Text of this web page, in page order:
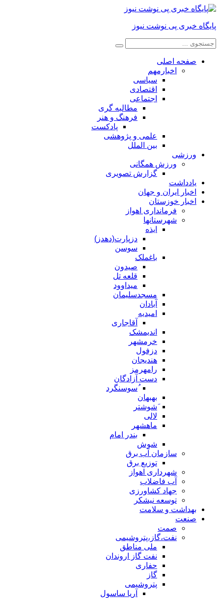
پایگاه خبری پی نوشت نیوز
صفحه اصلی
اخبارمهم
سیاسی
اقتصادی
اجتماعی
مطالبه گری
فرهنگ و هنر
پادکست
علمی و پژوهشی
بین الملل
ورزشی
ورزش همگانی
گزارش تصویری
یادداشت
اخبار ایران و جهان
اخبار خوزستان
فرمانداری اهواز
شهرستانها
ایذه
دزپارت(دهدز)
سوسن
باغملک
صیدون
قلعه تل
میداوود
مسجدسلیمان
آبادان
امیدیه
آقاجاری
اندیمشک
خرمشهر
دزفول
هندیجان
رامهرمز
دست آزادگان
ُسوسنگرد
بهبهان
َشوشتر
لالی
ماهشهر
بندر امام
شوش
سازمان آب برق
توزیع برق
شهرداری اهواز
آب فاضلاب
جهاد کشاورزی
توسعه نیشکر
بهداشت و سلامت
صنعت
صمت
نفت،گاز،پتروشیمی
ملی مناطق
نفت گاز اروندان
حفاری
گاز
پتروشیمی
آریا ساسول